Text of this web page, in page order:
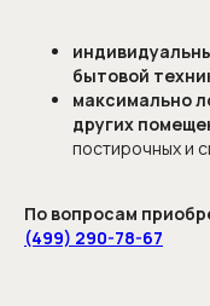
бытовой
максимально
других
постирочных и
По вопросам
(499) 290-78-67
Запишитесь
на
или
Наша команда сделает